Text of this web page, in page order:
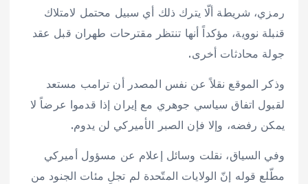
رمزي، شريطة ألّا يترك ذلك أي سبيل محتمل لامتلاك
قنبلة نووية، مؤكداً أنها تنتظر مقترحات طهران قبل عقد
جولة محادثات أخرى.
وذكر الموقع نقلاً عن نفس المصدر أن ترامب مستعد
لقبول اتفاق سياسي جوهري مع إيران إذا قدموا عرضاً لا
يمكن رفضه، وإلا فإن الصبر الأميركي لن يدوم.
وفي السياق، نقلت وسائل إعلام عن مسؤول أميركي
مطّلع قوله إنّ الولايات المتّحدة لم تجلِ مئات الجنود من